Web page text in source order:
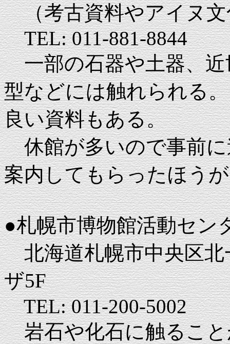
（考古資料やアイヌ文
TEL: 011-881-8844
一部の石器や土器、近
型などには触れられる
良い資料もある。
休館が多いので事前に
案内してもらったほう
●札幌市博物館活動セン
北海道札幌市中央区北
ザ5F
TEL: 011-200-5002
岩石や化石に触ること